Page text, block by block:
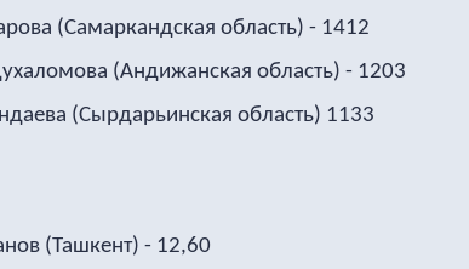
(Самаркандская область) - 1412
(Андижанская область) - 1203
(Сырдарьинская область) 1133
(Ташкент) - 12,60